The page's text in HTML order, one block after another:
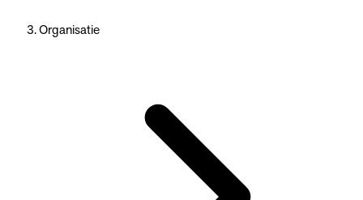
Organisatie